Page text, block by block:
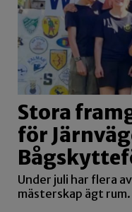
Stora
för
Under juli har flera
mästerskap ägt